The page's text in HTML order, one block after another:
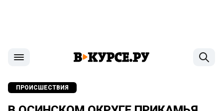
ПРОИСШЕСТВИЯ